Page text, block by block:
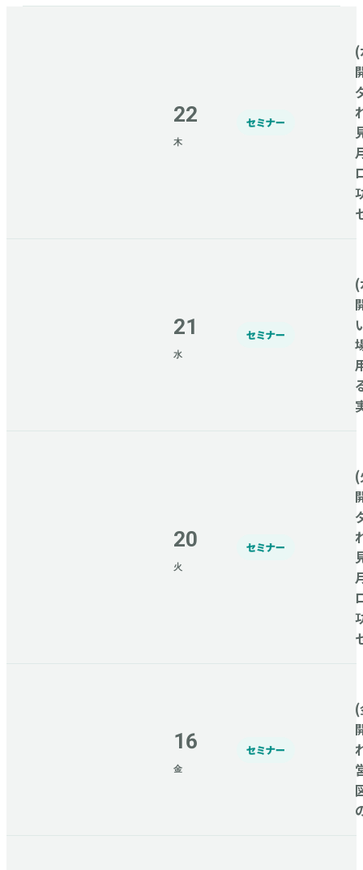
22
木
セミナー
21
水
セミナー
20
火
セミナー
16
金
セミナー